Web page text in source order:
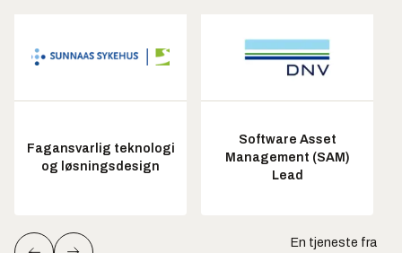
Fagansvarlig teknologi
og løsningsdesign
Software Asset
Management (SAM)
Lead
En tjeneste fra